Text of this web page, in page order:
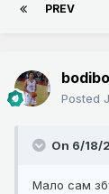
PREV
Posted
On 6/18/
Мало сам